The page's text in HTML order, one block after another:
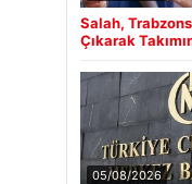
Salah,
Çıkarak
05/08/2026